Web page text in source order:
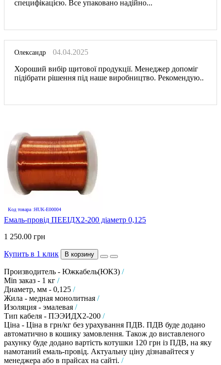
специфікацією. Все упаковано надійно...
Олександр
04.04.2025
Хороший вибір щитової продукції. Менеджер допоміг
підібрати рішення під наше виробництво. Рекомендую..
Код товара :HUK-E00004
Емаль-провід ПЕЕІДХ2-200 діаметр 0,125
1 250.00 грн
Купить в 1 клик В корзину
Производитель - Южкабель(ЮКЗ) /
Min заказ - 1 кг /
Диаметр, мм - 0,125 /
Жила - медная монолитная /
Изоляция - эмалевая /
Тип кабеля - ПЭЭИДХ2-200 /
Ціна - Ціна в грн/кг без урахування ПДВ. ПДВ буде додано
автоматично в кошику замовлення. Також до виставленого
рахунку буде додано вартість котушки 120 грн із ПДВ, на яку
намотаний емаль-провід. Актуальну ціну дізнавайтеся у
менеджера або в прайсах на сайті. /